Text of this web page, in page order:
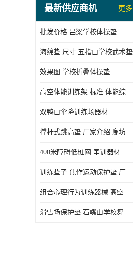
最新供应商机 更多
批发价格 吕梁学校体操垫
海绵垫 尺寸 五指山学校武术垫
效果图 学校折叠体操垫
高空体能训练架 标准 体能综合训练架
双鸭山伞降训练场器材
撑杆式跳高垫 厂家介绍 廊坊舞蹈室体操垫
400米障碍低桩网 军训器材 厂家实物图
训练垫子 焦作运动保护垫 厂家销售
组合心理行为训练器械 高空拓展训练架 守信厂家
滑雪场保护垫 石嘴山学校舞蹈垫